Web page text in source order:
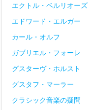
エクトル・ベルリオーズ
エドワード・エルガー
カール・オルフ
ガブリエル・フォーレ
グスターヴ・ホルスト
グスタフ・マーラー
クラシック音楽の疑問